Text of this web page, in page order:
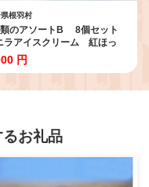
根羽村
のアソートB 8個セット
ラアイスクリーム 紅ほっ
尾の抹茶 いちご アイス
ーム ソフトクリーム スイ
7000円
円
お礼品